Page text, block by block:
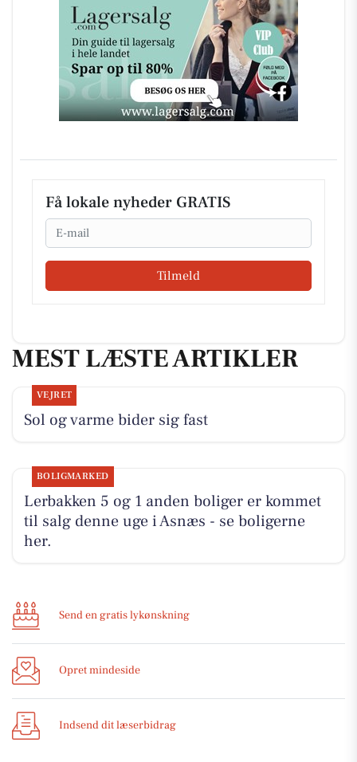
Få lokale nyheder GRATIS
Email
Tilmeld
MEST LÆSTE ARTIKLER
VEJRET
Sol og varme bider sig fast
BOLIGMARKED
Lerbakken 5 og 1 anden boliger er kommet
til salg denne uge i Asnæs - se boligerne
her.
Send en gratis lykønskning
Opret mindeside
Indsend dit læserbidrag